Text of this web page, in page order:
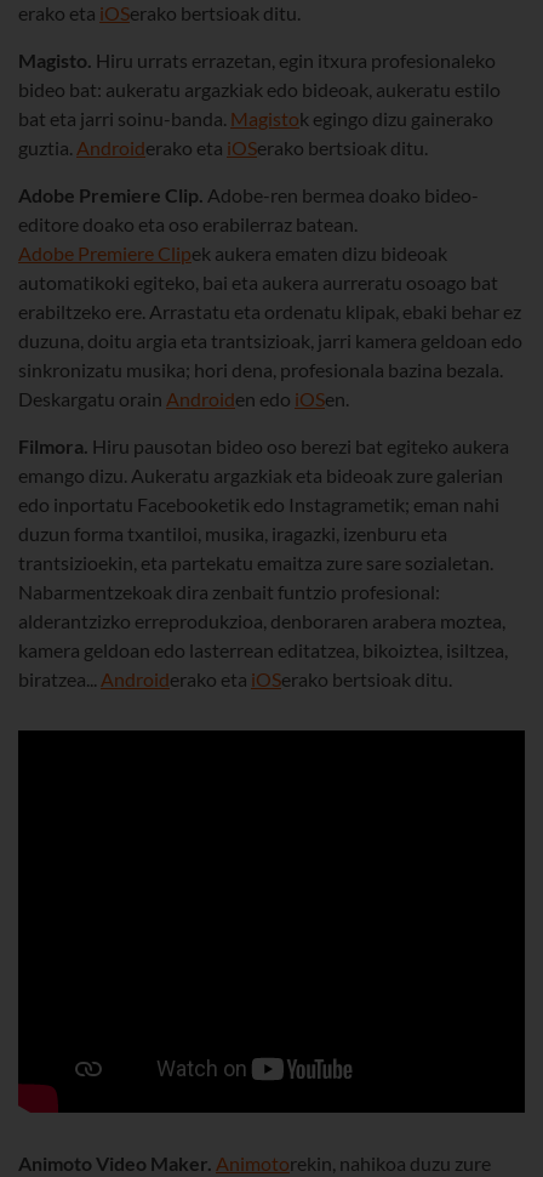
erako eta iOSerako bertsioak ditu.
Magisto. Hiru urrats errazetan, egin itxura profesionaleko
bideo bat: aukeratu argazkiak edo bideoak, aukeratu estilo
bat eta jarri soinu-banda. Magistok egingo dizu gainerako
guztia. Androiderako eta iOSerako bertsioak ditu.
Adobe Premiere Clip. Adobe-ren bermea doako bideo-
editore doako eta oso erabilerraz batean.
Adobe Premiere Clipek aukera ematen dizu bideoak
automatikoki egiteko, bai eta aukera aurreratu osoago bat
erabiltzeko ere. Arrastatu eta ordenatu klipak, ebaki behar ez
duzuna, doitu argia eta trantsizioak, jarri kamera geldoan edo
sinkronizatu musika; hori dena, profesionala bazina bezala.
Deskargatu orain Androiden edo iOSen.
Filmora. Hiru pausotan bideo oso berezi bat egiteko aukera
emango dizu. Aukeratu argazkiak eta bideoak zure galerian
edo inportatu Facebooketik edo Instagrametik; eman nahi
duzun forma txantiloi, musika, iragazki, izenburu eta
trantsizioekin, eta partekatu emaitza zure sare sozialetan.
Nabarmentzekoak dira zenbait funtzio profesional:
alderantzizko erreprodukzioa, denboraren arabera moztea,
kamera geldoan edo lasterrean editatzea, bikoiztea, isiltzea,
biratzea... Androiderako eta iOSerako bertsioak ditu.
Animoto Video Maker. Animotorekin, nahikoa duzu zure